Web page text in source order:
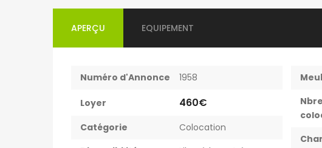
APERÇU EQUIPEMENT
Numéro d'Annonce 1958
Loyer 460€
Catégorie
Colocation